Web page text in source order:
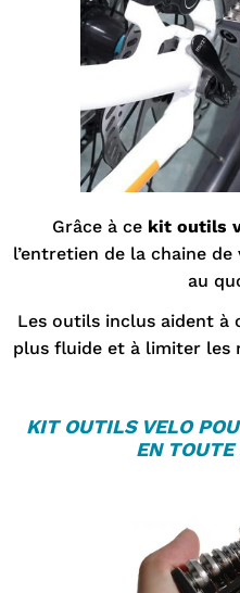
Grâce à ce kit outils
l’entretien de la chaine
au
Les outils inclus aident à
plus fluide et à limiter les
KIT OUTILS VELO
EN